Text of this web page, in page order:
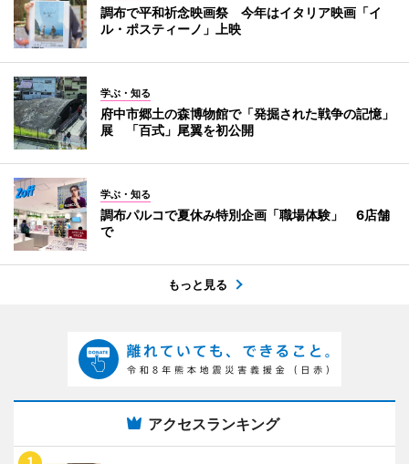
調布で平和祈念映画祭 今年はイタリア映画「イ
ル・ポスティーノ」上映
学ぶ・知る
府中市郷土の森博物館で「発掘された戦争の記憶」
展 「百式」尾翼を初公開
学ぶ・知る
調布パルコで夏休み特別企画「職場体験」 6店舗
で
もっと見る
アクセスランキング